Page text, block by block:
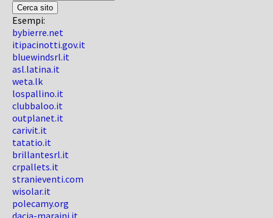
Esempi:
bybierre.net
itipacinotti.gov.it
bluewindsrl.it
asl.latina.it
weta.lk
lospallino.it
clubbaloo.it
outplanet.it
carivit.it
tatatio.it
brillantesrl.it
crpallets.it
stranieventi.com
wisolar.it
polecamy.org
dacia-maraini.it